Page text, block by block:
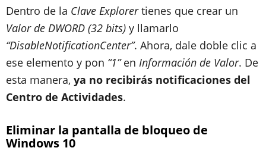
Dentro de la Clave Explorertienes que crear un
Valor de DWORD (32 bits) y llamarlo
“DisableNotificationCenter”. Ahora, dale doble clic a
ese elemento y pon “1”en Información de Valor. De
esta manera, ya no recibirás notificaciones del
Centro de Actividades.
Eliminar la pantalla de bloqueo de
Windows 10